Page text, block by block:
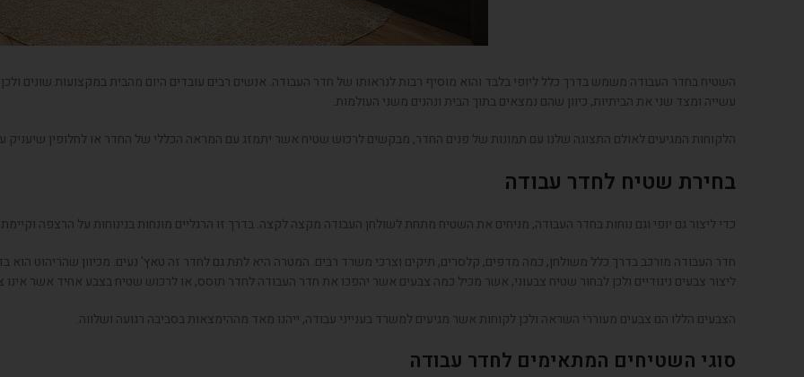
השטיח בחדר העבודה משמש בדרך כלל ליופי בלבד והוא מוסיף רבות לנראותו של חדר העבודה. אנשים רבים עובדים היום מהבית במקצועות שונים
עשייה ומצד שני את הביתיות, כיוון שהם נמצאים בתוך הבית ונהנים משני העולמות.
הלקוחות המגיעים לאולם התצוגה שלנו עם תמונות של פנים החדר, מבקשים לרכוש שטיח אשר יתמזג עם המראה הכללי של החדר או לחלופין שיעניק
בחירת שטיח לחדר עבודה
כדי ליצור גם יופי וגם נוחות בחדר העבודה, מניחים את השטיח מתחת לשולחן העבודה מקצה לקצה. בדרך זו הרגליים מונחות בנינוחות על הרצפה
חדר העבודה מורכב בדרך כלל משולחן, כמה מדפים, קלסרים, תיקים וצרכי משרד רבים. המטרה היא לתת גם לחדר זה טאץ' נעים. מכיוון שהריהוט הוא
ליצור צבעים ניגודיים ולכן לבחור שטיח צבעוני, אשר מכיל כמה צבעים אשר יהפכו את חדר העבודה לחדר תוסס, או לרכוש שטיח בצבע אחיד אשר
הצבעים הללו הם צבעים מעוררי השראה ולכן לקוחות אשר מגיעים למשרד בענייני עבודה, ייהנו מאד מההימצאות בסביבה רגועה ושלווה.
סוגי השטיחים המתאימים לחדר עבודה